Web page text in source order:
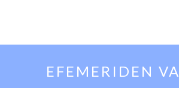
EFEMERIDEN